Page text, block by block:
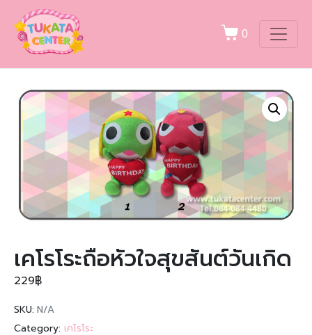
0
เคโรโระถือหัวใจสุขสันต์วันเกิด
229฿
SKU: N/A
Category: เคโรโระ